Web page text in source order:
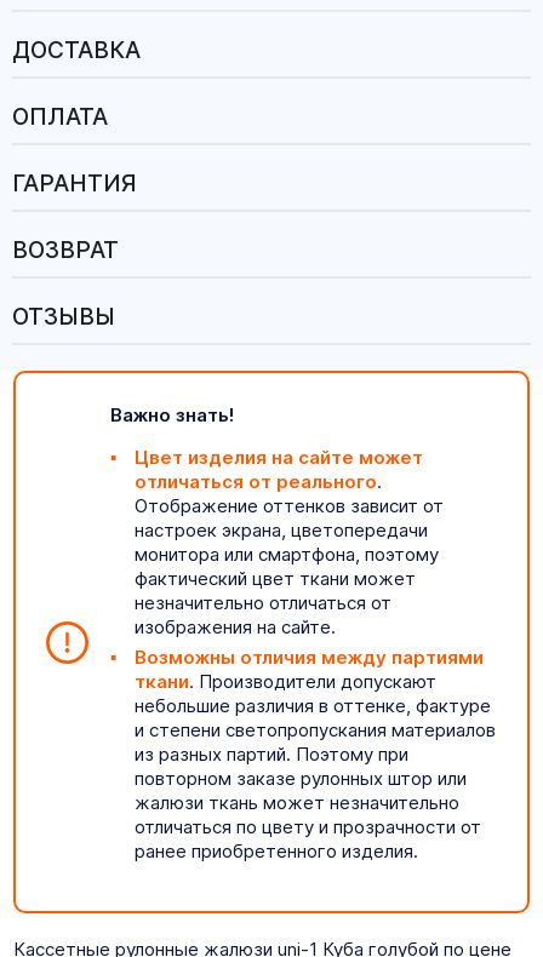
ДОСТАВКА
ОПЛАТА
ГАРАНТИЯ
ВОЗВРАТ
ОТЗЫВЫ
Важно знать!
Цвет изделия на сайте может
отличаться от реального.
Отображение оттенков зависит от
настроек экрана, цветопередачи
монитора или смартфона, поэтому
фактический цвет ткани может
незначительно отличаться от
изображения на сайте.
Возможны отличия между партиями
ткани. Производители допускают
небольшие различия в оттенке, фактуре
и степени светопропускания материалов
из разных партий. Поэтому при
повторном заказе рулонных штор или
жалюзи ткань может незначительно
отличаться по цвету и прозрачности от
ранее приобретенного изделия.
Кассетные рулонные жалюзи uni-1 Куба голубой по цене